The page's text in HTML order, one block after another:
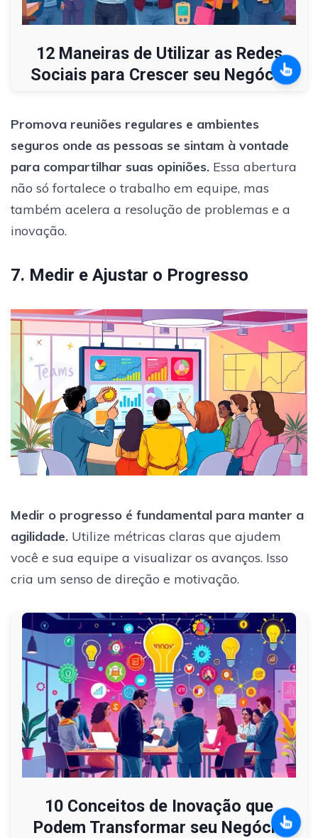
12 Maneiras de Utilizar as Redes
Sociais para Crescer seu Negócio
Promova reuniões regulares e ambientes
seguros onde as pessoas se sintam à vontade
para compartilhar suas opiniões. Essa abertura
não só fortalece o trabalho em equipe, mas
também acelera a resolução de problemas e a
inovação.
7. Medir e Ajustar o Progresso
Medir o progresso é fundamental para manter a
agilidade. Utilize métricas claras que ajudem
você e sua equipe a visualizar os avanços. Isso
cria um senso de direção e motivação.
10 Conceitos de Inovação que
Podem Transformar seu Negócio